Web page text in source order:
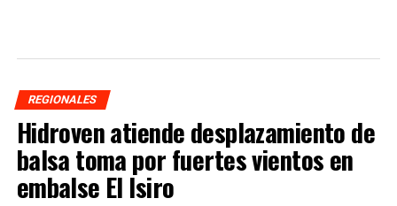
REGIONALES
Hidroven atiende desplazamiento de
balsa toma por fuertes vientos en
embalse El Isiro